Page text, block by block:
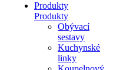
Produkty
Produkty
Obývací
sestavy
Kuchynské
linky